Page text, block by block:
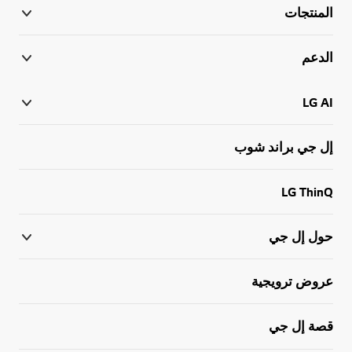
المنتجات
الدعم
LG AI
إل جي براند شوب
LG ThinQ
حول إل جي
عروض ترويجية
قصة إل جي